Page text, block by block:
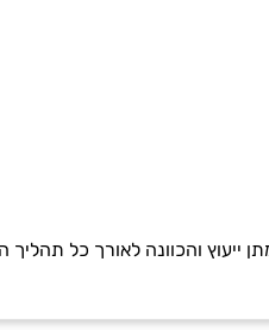
ייעוץ והכוונה לאורך כל